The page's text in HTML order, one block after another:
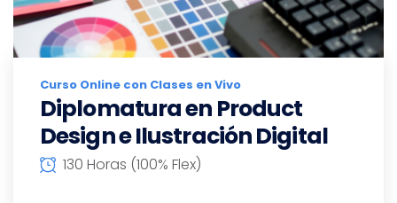
Curso Online con Clases en Vivo
Diplomatura en Product
Design e Ilustración Digital
130 Horas (100% Flex)